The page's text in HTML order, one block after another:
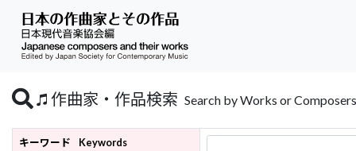
作曲家・作品検索 Search by Works or Composers
キーワード Keywords